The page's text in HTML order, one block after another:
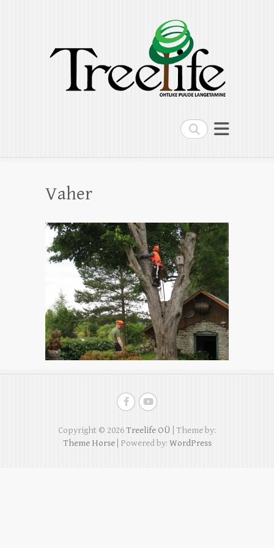
Search
Treelife OÜ
Ohtlike puude langetamine, puude
hoolduslõikus, kändude freesimine,
Vaher
Copyright © 2026Treelife OÜ | Theme by:
Theme Horse| Powered by: WordPress